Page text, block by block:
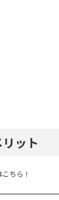
ット
ちら！